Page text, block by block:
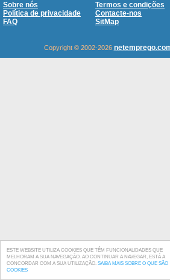
ESTE WEBSITE UTILIZA COOKIES QUE TÊM FUNCIONALIDADES QUE
MELHORAM A SUA NAVEGAÇÃO. AO CONTINUAR A NAVEGAR, ESTÁ A
CONCORDAR COM A SUA UTILIZAÇÃO. SAIBA MAIS SOBRE O QUE SÃO
COOKIES
Sobre nós
Termos e condições
Política de privacidade
Contacte-nos
FAQ
SitMap
Copyright © 2002-2026